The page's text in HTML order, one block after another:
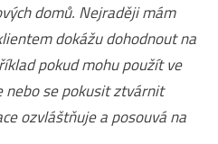
domů. Nejraději mám
dokážu dohodnout na
pokud mohu použít ve
nebo se pokusit ztvárnit
ozvláštňuje a posouvá na